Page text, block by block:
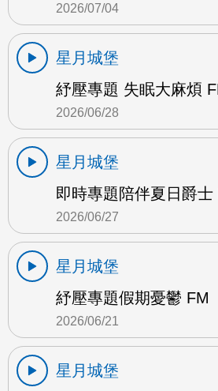
2026/07/04
星月城堡
紓壓專題 失眠大麻煩
2026/06/28
星月城堡
即時專題陪伴夏日爵士
2026/06/27
星月城堡
紓壓專題假期憂鬱 FM
2026/06/21
星月城堡